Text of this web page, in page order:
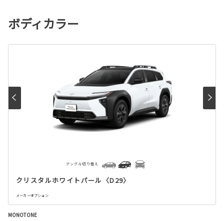
ボディカラー
クリスタルホワイトパール〈D29〉
メーカーオプション
アングル切り替え
MONOTONE